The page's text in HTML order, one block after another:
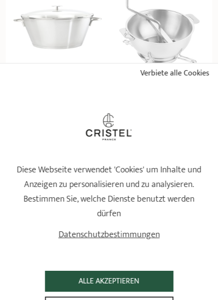
IN DEN WARENKORB LEGEN IN DEN WARENKORB LEGEN
GEGEN HERSTELLUNGSFEHLER
Gegen alle Fabrikationsfehler
Diese Webseite verwendet 'Cookies' um Inhalte und
Anzeigen zu personalisieren und zu analysieren.
Bestimmen Sie, welche Dienste benutzt werden
dürfen
ALLE AKZEPTIEREN
Verbiete alle Cookies
Datenschutzbestimmungen